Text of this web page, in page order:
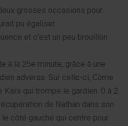
grosses occasions pour
pu égaliser.
et c'est un peu brouillon
à la 25e minute, grâce à une
adverse. Sur celle-ci, Côme
Kaïs qui trompe le gardien. 0 à 2
de Nathan dans son
côté gauche qui centre pour